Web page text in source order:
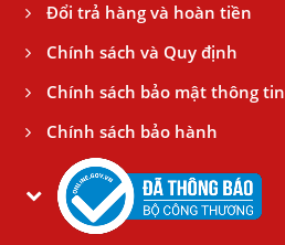
Đổi trả hàng và hoàn tiền
Chính sách và Quy định
Chính sách bảo mật thông tin
Chính sách bảo hành